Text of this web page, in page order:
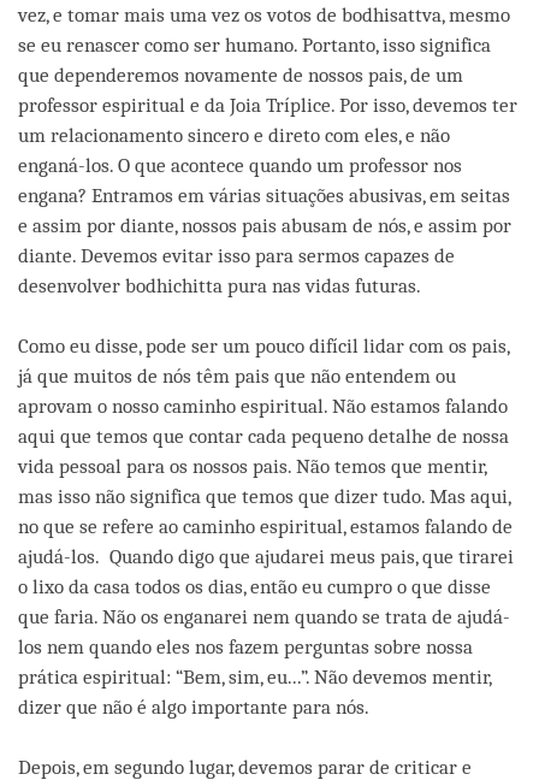
vez, e tomar mais uma vez os votos de bodhisattva, mesmo
se eu renascer como ser humano. Portanto, isso significa
que dependeremos novamente de nossos pais, de um
professor espiritual e da Joia Tríplice. Por isso, devemos ter
um relacionamento sincero e direto com eles, e não
enganá-los. O que acontece quando um professor nos
engana? Entramos em várias situações abusivas, em seitas
e assim por diante, nossos pais abusam de nós, e assim por
diante. Devemos evitar isso para sermos capazes de
desenvolver bodhichitta pura nas vidas futuras.
Como eu disse, pode ser um pouco difícil lidar com os pais,
já que muitos de nós têm pais que não entendem ou
aprovam o nosso caminho espiritual. Não estamos falando
aqui que temos que contar cada pequeno detalhe de nossa
vida pessoal para os nossos pais. Não temos que mentir,
mas isso não significa que temos que dizer tudo. Mas aqui,
no que se refere ao caminho espiritual, estamos falando de
ajudá-los. Quando digo que ajudarei meus pais, que tirarei
o lixo da casa todos os dias, então eu cumpro o que disse
que faria. Não os enganarei nem quando se trata de ajudá-
los nem quando eles nos fazem perguntas sobre nossa
prática espiritual: “Bem, sim, eu...”. Não devemos mentir,
dizer que não é algo importante para nós.
Depois, em segundo lugar, devemos parar de criticar e